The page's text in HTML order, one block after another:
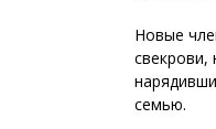
Новые
свекрови,
семью.